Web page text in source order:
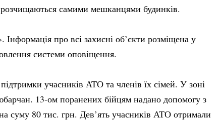
самими мешканцями будинків.
про всі захисні об’єкти розміщена у
системи оповіщення.
учасників АТО та членів їх сімей. У зоні
13-ом поранених бійцям надано допомогу з
суму 80 тис. грн. Дев’ять учасників АТО отримали